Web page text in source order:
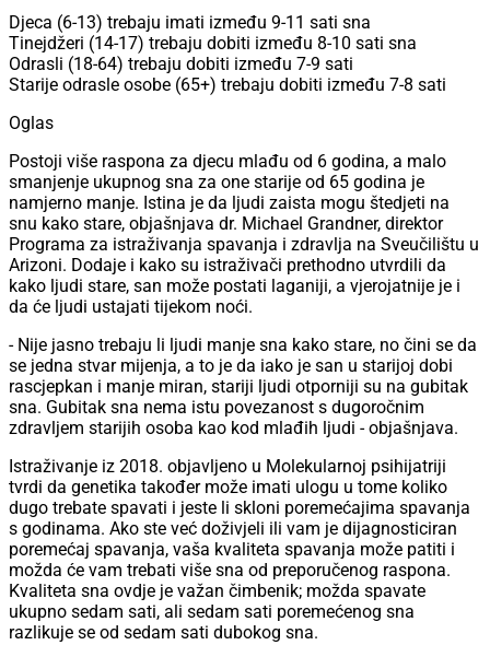
Djeca (6-13) trebaju imati između 9-11 sati sna
Tinejdžeri (14-17) trebaju dobiti između 8-10 sati sna
Odrasli (18-64) trebaju dobiti između 7-9 sati
Starije odrasle osobe (65+) trebaju dobiti između 7-8 sati
Oglas
Postoji više raspona za djecu mlađu od 6 godina, a malo
smanjenje ukupnog sna za one starije od 65 godina je
namjerno manje. Istina je da ljudi zaista mogu štedjeti na
snu kako stare, objašnjava dr. Michael Grandner, direktor
Programa za istraživanja spavanja i zdravlja na Sveučilištu u
Arizoni. Dodaje i kako su istraživači prethodno utvrdili da
kako ljudi stare, san može postati laganiji, a vjerojatnije je i
da će ljudi ustajati tijekom noći.
- Nije jasno trebaju li ljudi manje sna kako stare, no čini se da
se jedna stvar mijenja, a to je da iako je san u starijoj dobi
rascjepkan i manje miran, stariji ljudi otporniji su na gubitak
sna. Gubitak sna nema istu povezanost s dugoročnim
zdravljem starijih osoba kao kod mlađih ljudi - objašnjava.
Istraživanje iz 2018. objavljeno u Molekularnoj psihijatriji
tvrdi da genetika također može imati ulogu u tome koliko
dugo trebate spavati i jeste li skloni poremećajima spavanja
s godinama. Ako ste već doživjeli ili vam je dijagnosticiran
poremećaj spavanja, vaša kvaliteta spavanja može patiti i
možda će vam trebati više sna od preporučenog raspona.
Kvaliteta sna ovdje je važan čimbenik; možda spavate
ukupno sedam sati, ali sedam sati poremećenog sna
razlikuje se od sedam sati dubokog sna.